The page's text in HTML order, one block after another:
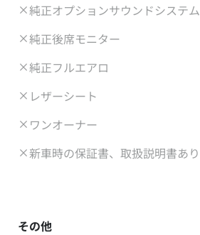
純正オプションサウンドシステム
純正後席モニター
純正フルエアロ
レザーシート
ワンオーナー
新車時の保証書、取扱説明書あり
その他